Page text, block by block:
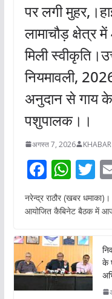
पर लगी
लामाचौड़ क्षेत्र
मिली
नियमावली,
अनुदान से गाय
पशुपालक।।
अगस्त 7, 2026
F
ac
e
o
o
k
W
h
at
A
p
p
T
w
नरेन्द्र राठौर (खबर
आयोजित कैबिनेट बैठक में आज
के